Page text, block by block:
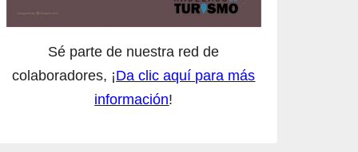
Sé parte de nuestra red de
colaboradores, ¡Da clic aquí para más
información!